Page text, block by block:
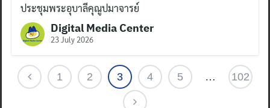
ประชุมพระอุบาลีคุณูปมาจารย์
Digital Media Center
23 July 2026
1 2 3 4 5 … 102